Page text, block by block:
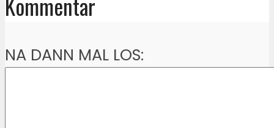
NA DANN MAL LOS: